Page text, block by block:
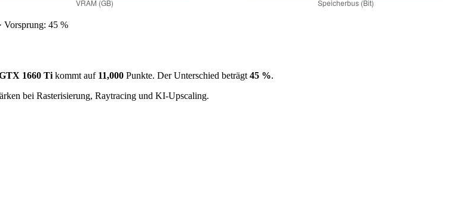
45 %
1660 Ti kommt auf 11,000 Punkte. Der Unterschied beträgt 45 %.
bei Rasterisierung, Raytracing und KI-Upscaling.